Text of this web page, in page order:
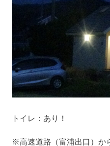
トイレ：あり！
※高速道路（富浦出口）か